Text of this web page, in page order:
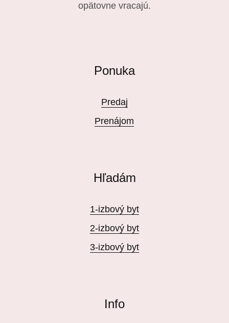
opätovne vracajú.
Ponuka
Predaj
Prenájom
Hľadám
1-izbový byt
2-izbový byt
3-izbový byt
Info